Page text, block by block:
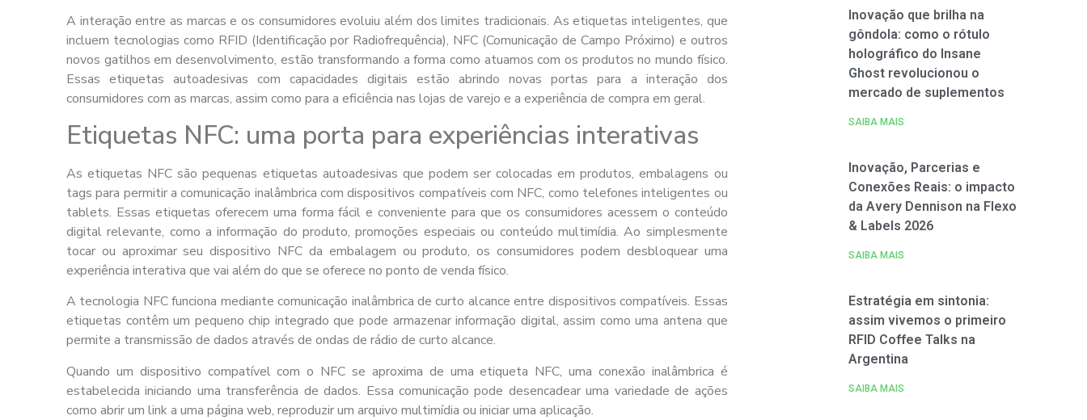
A interação entre as marcas e os consumidores evoluiu além dos limites tradicionais. As etiquetas inteligentes, que
incluem tecnologias como RFID (Identificação por Radiofrequência), NFC (Comunicação de Campo Próximo) e outros
novos gatilhos em desenvolvimento, estão transformando a forma como atuamos com os produtos no mundo físico.
Essas etiquetas autoadesivas com capacidades digitais estão abrindo novas portas para a interação dos
consumidores com as marcas, assim como para a eficiência nas lojas de varejo e a experiência de compra em geral.
Etiquetas NFC: uma porta para experiências interativas
As etiquetas NFC são pequenas etiquetas autoadesivas que podem ser colocadas em produtos, embalagens ou
tags para permitir a comunicação inalâmbrica com dispositivos compatíveis com NFC, como telefones inteligentes ou
tablets. Essas etiquetas oferecem uma forma fácil e conveniente para que os consumidores acessem o conteúdo
digital relevante, como a informação do produto, promoções especiais ou conteúdo multimídia. Ao simplesmente
tocar ou aproximar seu dispositivo NFC da embalagem ou produto, os consumidores podem desbloquear uma
experiência interativa que vai além do que se oferece no ponto de venda físico.
A tecnologia NFC funciona mediante comunicação inalâmbrica de curto alcance entre dispositivos compatíveis. Essas
etiquetas contêm um pequeno chip integrado que pode armazenar informação digital, assim como uma antena que
permite a transmissão de dados através de ondas de rádio de curto alcance.
Quando um dispositivo compatível com o NFC se aproxima de uma etiqueta NFC, uma conexão inalâmbrica é
estabelecida iniciando uma transferência de dados. Essa comunicação pode desencadear uma variedade de ações
como abrir um link a uma página web, reproduzir um arquivo multimídia ou iniciar uma aplicação.
Inovação que brilha na
gôndola: como o rótulo
holográfico do Insane
Ghost revolucionou o
mercado de suplementos
SAIBA MAIS
Inovação, Parcerias e
Conexões Reais: o impacto
da Avery Dennison na Flexo
& Labels 2026
SAIBA MAIS
Estratégia em sintonia:
assim vivemos o primeiro
RFID Coffee Talks na
Argentina
SAIBA MAIS